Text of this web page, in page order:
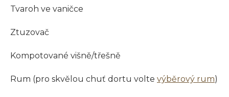
Tvaroh ve vaničce
Ztuzovač
Kompotované višně/třešně
Rum (pro skvělou chuť dortu volte výběrový rum)